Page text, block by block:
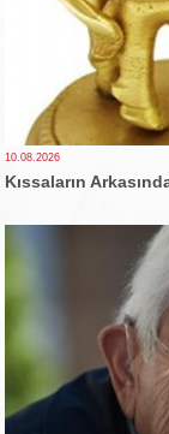
10.08.2026
Kıssaların